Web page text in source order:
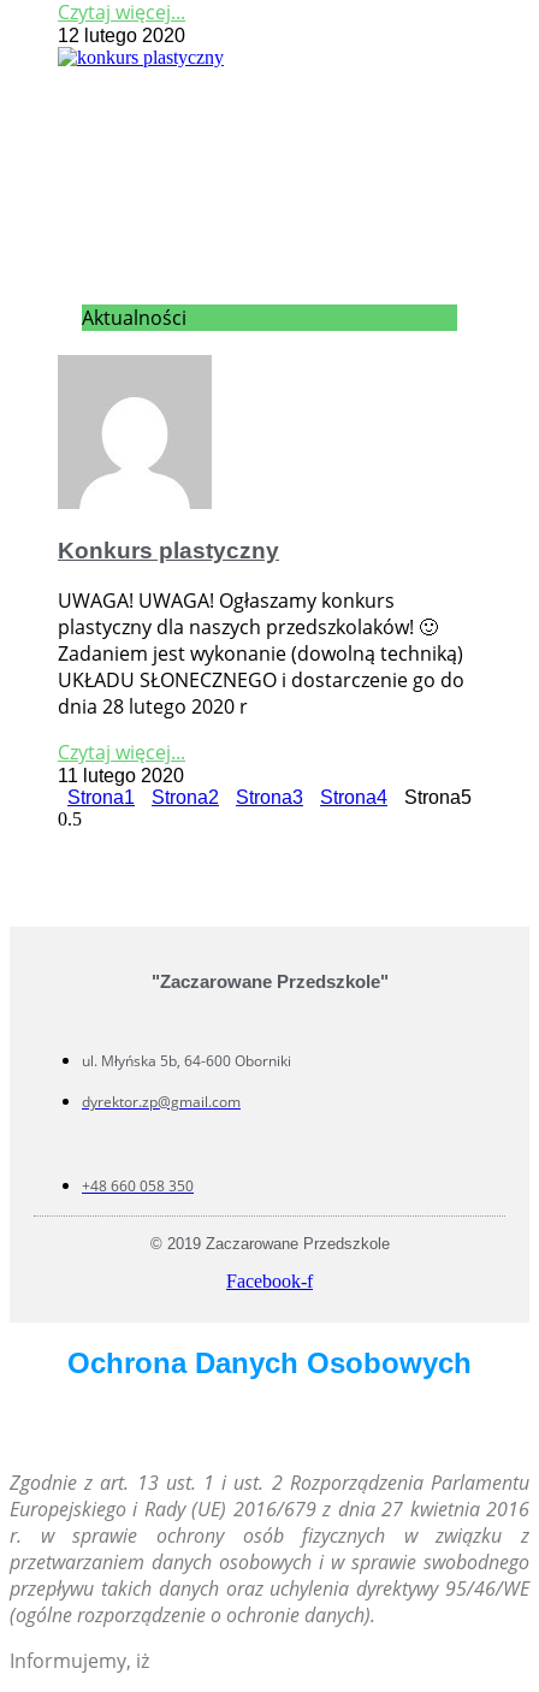
Czytaj więcej...
12 lutego 2020
Aktualności
Konkurs plastyczny
UWAGA! UWAGA! Ogłaszamy konkurs
plastyczny dla naszych przedszkolaków! 🙂
Zadaniem jest wykonanie (dowolną techniką)
UKŁADU SŁONECZNEGO i dostarczenie go do
dnia 28 lutego 2020 r
Czytaj więcej...
11 lutego 2020
Strona1 Strona2 Strona3 Strona4 Strona5
"Zaczarowane Przedszkole"
ul. Młyńska 5b, 64-600 Oborniki
dyrektor.zp@gmail.com
+48 660 058 350
© 2019 Zaczarowane Przedszkole
Facebook-f
Ochrona Danych Osobowych
Zgodnie z art. 13 ust. 1 i ust. 2 Rozporządzenia Parlamentu
Europejskiego i Rady (UE) 2016/679 z dnia 27 kwietnia 2016
r. w sprawie ochrony osób fizycznych w związku z
przetwarzaniem danych osobowych i w sprawie swobodnego
przepływu takich danych oraz uchylenia dyrektywy 95/46/WE
(ogólne rozporządzenie o ochronie danych).
Informujemy, iż